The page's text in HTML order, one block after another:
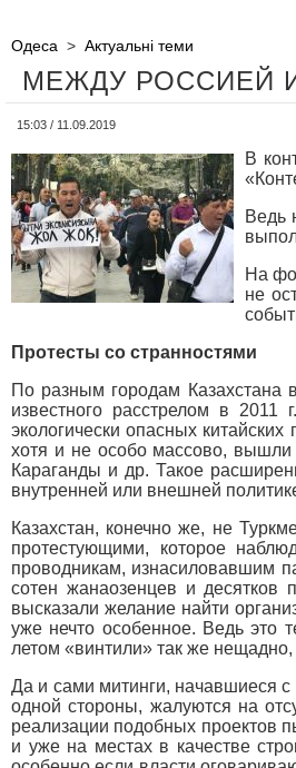
Одеса > Актуальні теми
МЕЖДУ РОССИЕЙ
15:03 / 11.09.2019
В
Ведь
На
не
Протесты со странностями
По разным городам Казахстана
известного расстрелом в
экологически опасных
хотя и не особо массово, вышли
Караганды и др. Такое
внутренней или внешней
Казахстан, конечно же, не
протестующими, которое
проводникам, изнасиловавшим
сотен жанаозенцев и десятков
высказали желание найти
уже нечто особенное. Ведь это
летом «винтили» так же
Да и сами митинги, начавшиеся
одной стороны, жалуются на
реализации подобных проектов
и уже на местах в качестве